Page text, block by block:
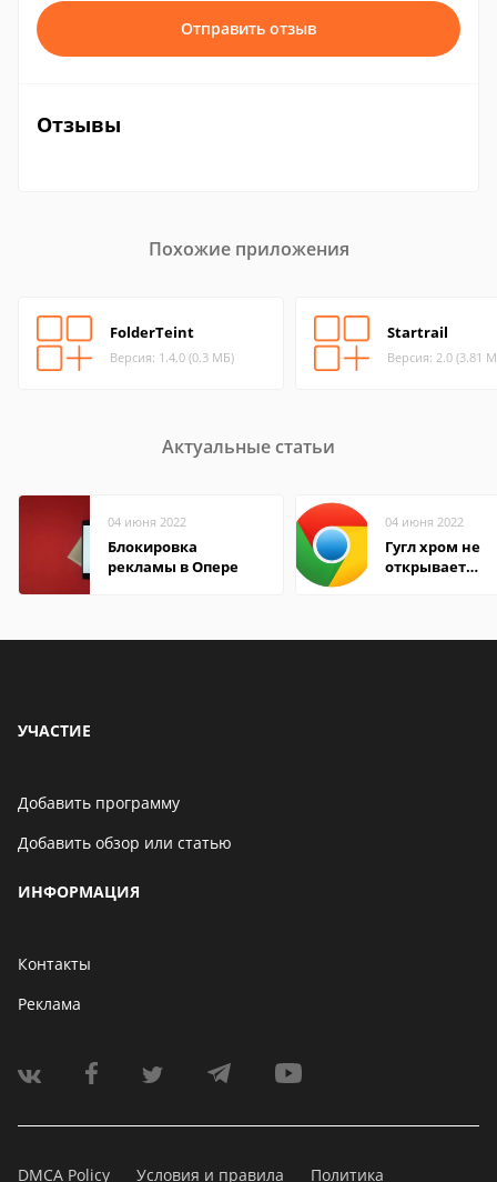
Отправить отзыв
Отзывы
Похожие приложения
FolderTeint
Версия: 1.4.0 (0.3 МБ)
Startrail
Версия: 2.0 (3.81
Актуальные статьи
04 июня 2022
Блокировка
рекламы в Опере
04 июня 2022
Гугл хром не
открывает
УЧАСТИЕ
Добавить программу
Добавить обзор или статью
ИНФОРМАЦИЯ
Контакты
Реклама
DMCA Policy Условия и правила Политика